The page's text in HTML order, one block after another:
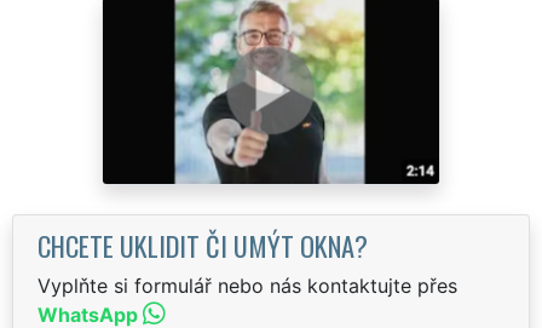
CHCETE UKLIDIT ČI UMÝT OKNA?
Vyplňte si formulář nebo nás kontaktujte přes
WhatsApp